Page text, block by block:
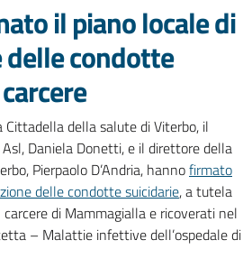
il piano locale di
condotte
Cittadella della salute di Viterbo, il
Daniela Donetti, e il direttore della
Pierpaolo D’Andria, hannofirmato
delle condotte suicidarie, a tutela
di Mammagialla e ricoverati nel
– Malattie infettive dell’ospedale di